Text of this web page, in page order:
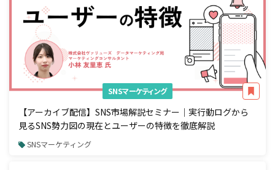
SNSマーケティング
【アーカイブ配信】SNS市場解説セミナー｜実行動ログから
見るSNS勢力図の現在とユーザーの特徴を徹底解説
SNSマーケティング